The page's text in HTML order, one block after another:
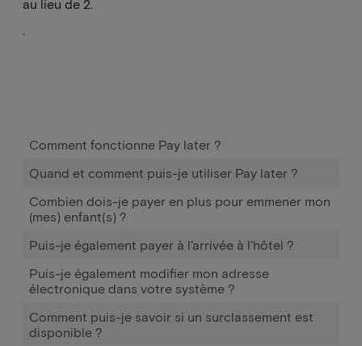
Comment fonctionne Pay later ?
Quand et comment puis-je utiliser Pay later ?
Combien dois-je payer en plus pour emmener mon
(mes) enfant(s) ?
Puis-je également payer à l'arrivée à l'hôtel ?
Puis-je également modifier mon adresse
électronique dans votre système ?
Comment puis-je savoir si un surclassement est
disponible ?
au lieu de 2.